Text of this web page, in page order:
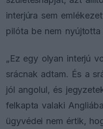
interjúra sem
pilóta be nem
„Ez egy olyan interjú
srácnak adtam. És a
jól angolul, és
felkapta valaki
ügyvédei nem értik,